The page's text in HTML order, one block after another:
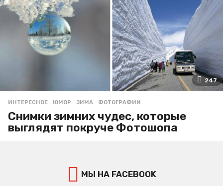
247
ИНТЕРЕСНОЕ ,ЮМОР ЗИМА ,ФОТОГРАФИИ
Снимки зимних чудес, которые
выглядят покруче Фотошопа
МЫ НА FACEBOOK